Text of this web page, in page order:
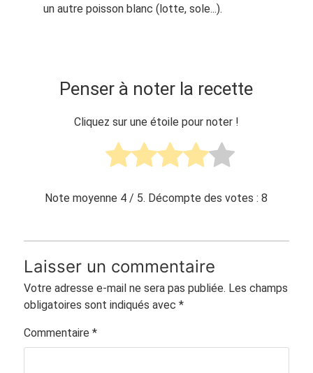
un autre poisson blanc (lotte, sole...).
Penser à noter la recette
Cliquez sur une étoile pour noter !
Note moyenne 4 / 5. Décompte des votes :8
Laisser un commentaire
Votre adresse e-mail ne sera pas publiée. Les champs
obligatoires sont indiqués avec *
Commentaire *